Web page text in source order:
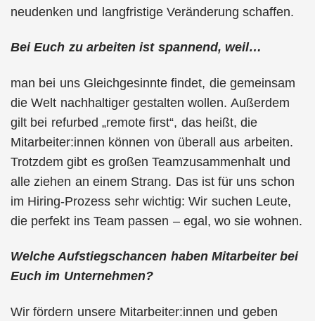
neudenken und langfristige Veränderung schaffen.
Bei Euch zu arbeiten ist spannend, weil…
man bei uns Gleichgesinnte findet, die gemeinsam
die Welt nachhaltiger gestalten wollen. Außerdem
gilt bei refurbed „remote first“, das heißt, die
Mitarbeiter:innen können von überall aus arbeiten.
Trotzdem gibt es großen Teamzusammenhalt und
alle ziehen an einem Strang. Das ist für uns schon
im Hiring-Prozess sehr wichtig: Wir suchen Leute,
die perfekt ins Team passen – egal, wo sie wohnen.
Welche Aufstiegschancen haben Mitarbeiter bei
Euch im Unternehmen?
Wir fördern unsere Mitarbeiter:innen und geben